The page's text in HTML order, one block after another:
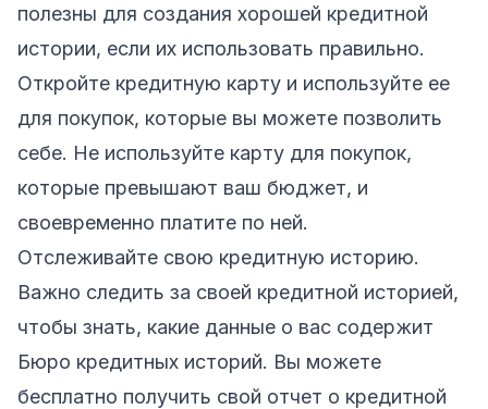
полезны для создания хорошей кредитной
истории, если их использовать правильно.
Откройте кредитную карту и используйте ее
для покупок, которые вы можете позволить
себе. Не используйте карту для покупок,
которые превышают ваш бюджет, и
своевременно платите по ней.
Отслеживайте свою кредитную историю.
Важно следить за своей кредитной историей,
чтобы знать, какие данные о вас содержит
Бюро кредитных историй. Вы можете
бесплатно получить свой отчет о кредитной